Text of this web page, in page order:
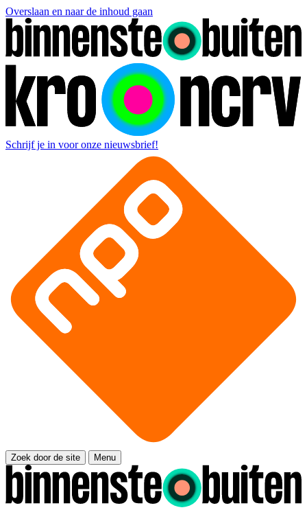
Overslaan en naar de inhoud gaan
Schrijf je in voor onze nieuwsbrief!
Zoek door de site Menu